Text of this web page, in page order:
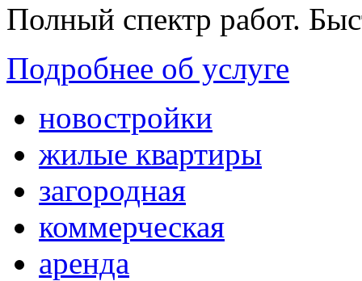
Полный спектр работ.
Подробнее об услуге
новостройки
жилые квартиры
загородная
коммерческая
аренда